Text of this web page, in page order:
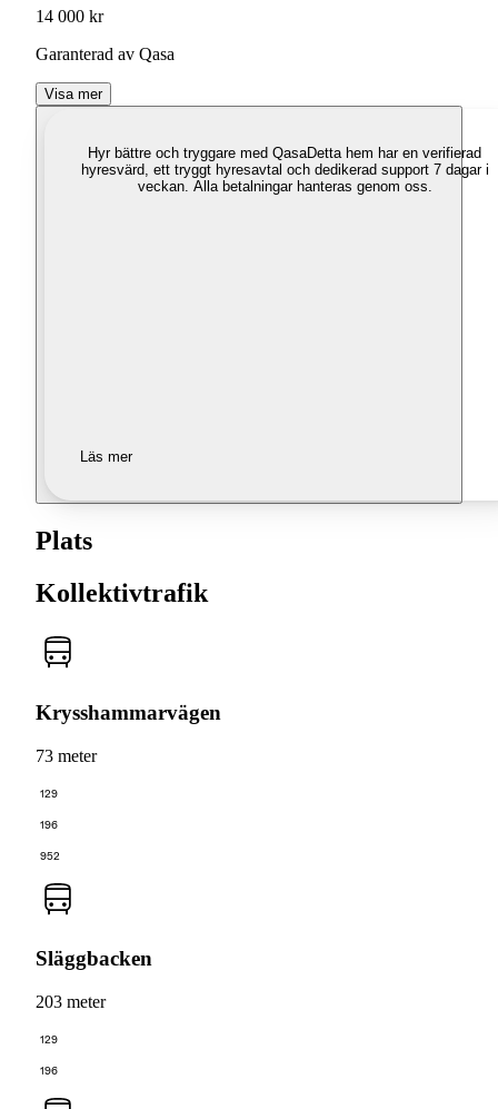
14 000 kr
Garanterad av Qasa
Visa mer
Hyr bättre och tryggare med QasaDetta hem har en verifierad
hyresvärd, ett tryggt hyresavtal och dedikerad support 7 dagar i
veckan. Alla betalningar hanteras genom oss.
Läs mer
Plats
Kollektivtrafik
Krysshammarvägen
73 meter
129
196
952
Släggbacken
203 meter
129
196